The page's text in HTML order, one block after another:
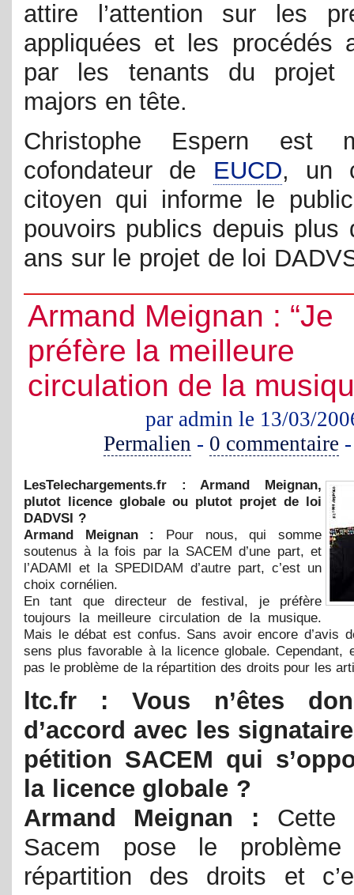
attire l’attention sur les
appliquées et les procédés
par les tenants du projet
majors en tête.
Christophe Espern est
cofondateur de EUCD, un
citoyen qui informe le
pouvoirs publics depuis plus
ans sur le projet de loi
Armand Meignan : “Je
préfère la meilleure
circulation de la
par admin le 13/03/
Permalien - 0 commentaire
LesTelechargements.fr : Armand Meignan,
plutot licence globale ou plutot projet de loi
DADVSI ?
Armand Meignan : Pour nous, qui somme
soutenus à la fois par la SACEM d’une part, et
l’ADAMI et la SPEDIDAM d’autre part, c’est un
choix cornélien.
En tant que directeur de festival, je préfère
toujours la meilleure circulation de la musique.
Mais le débat est confus. Sans avoir encore d’avis
sens plus favorable à la licence globale. Cependant,
pas le problème de la répartition des droits pour les
ltc.fr : Vous n’êtes
d’accord avec les
pétition SACEM qui
la licence globale ?
Armand Meignan : Cette
Sacem pose le
répartition des droits et